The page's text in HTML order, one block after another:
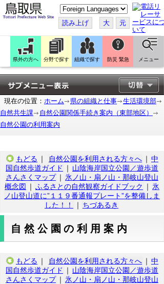
こ
の
ペ
ー
ジ
翻
訳
す
る
読み上げ 大 元
県外の方へ 分野で探す 組織で探す 防災 緊急 メニュー
現在の位置： ホーム 県の組織と仕事
生活環境部
自然共生課
自然公園関係手続き案内（東部地区）
自然公園の利用案内
もどる ｜ 自然公園を利用される方々へ ｜ 中
国自然歩道ガイド
｜ 山陰海岸国立公園／遊歩道
さんさくマップ ｜ 氷ノ山・扇ノ山・那岐山登山
概念図
｜ ふるさとの自然観察ガイドブック ｜ 氷
ノ山登山道に”１１９番通報プレート”を整備しま
した！！
｜ ちづあるき
自然公園の利用案内
もどる ｜ 自然公園を利用される方々へ ｜ 中
国自然歩道ガイド
｜ 山陰海岸国立公園／遊歩道
さんさくマップ ｜ 氷ノ山・扇ノ山・那岐山登山